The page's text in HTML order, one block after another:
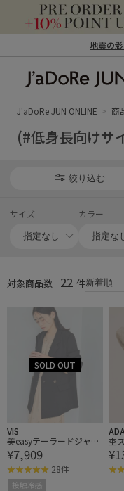
地震の
ン オンライン）
J'aDoRe JUN ONLINE 商
(#低身長向けサ
絞り込む
サイズ カラー
対象商品数 22 件
VIS
美easyテーラードジャケ
ット【洗える】
¥7,909
28件
接触冷感
杢
ク
ヘ
ッ